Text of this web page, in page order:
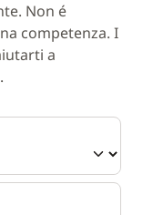
Non é
competenza. I
a